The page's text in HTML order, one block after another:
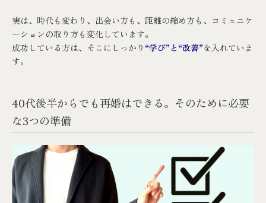
実は、時代も変わり、出会い方も、距離の縮め方も、コミュニケ
ーションの取り方も変化しています。
成功している方は、そこにしっかり “学び”と“改善”を入れていま
す。
40代後半からでも再婚はできる。そのために必要
な3つの準備